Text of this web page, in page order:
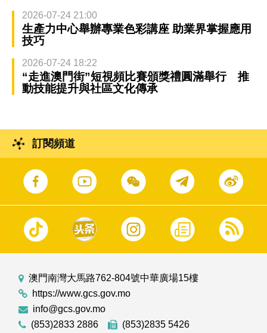
2026-07-24 21:00
生產力中心舉辦專業色彩講座 助業界掌握應用
技巧
2026-07-24 18:22
“走進澳門街”短視頻比賽頒獎禮圓滿舉行 推
動技能提升與社區文化傳承
訂閱頻道
澳門南灣大馬路762-804號中華廣場15樓
https://www.gcs.gov.mo
info@gcs.gov.mo
(853)2833 2886
(853)2835 5426